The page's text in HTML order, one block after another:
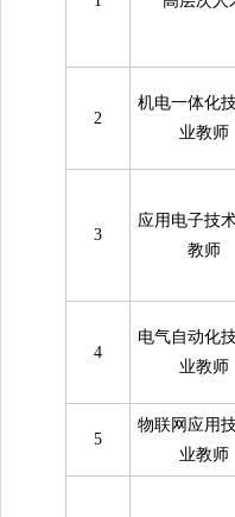
2
机电一体化
业教师
3
应用电子技
教师
4
电气自动化
业教师
5
物联网应用
业教师